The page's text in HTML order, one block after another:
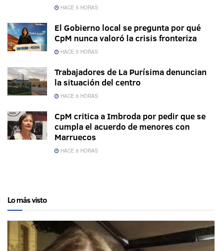
HACE 5 HORAS
El Gobierno local se pregunta por qué
CpM nunca valoró la crisis fronteriza
HACE 5 HORAS
Trabajadores de La Purísima denuncian
la situación del centro
HACE 6 HORAS
CpM critica a Imbroda por pedir que se
cumpla el acuerdo de menores con
Marruecos
HACE 6 HORAS
Lo más visto